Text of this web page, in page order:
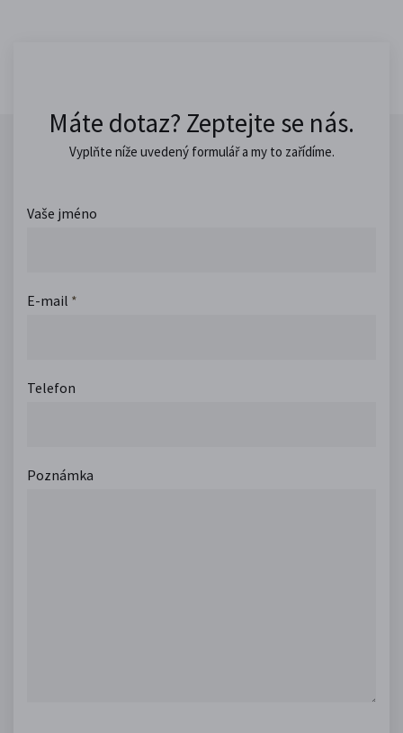
Máte dotaz? Zeptejte se nás.
Vyplňte níže uvedený formulář a my to zařídíme.
Vaše jméno
E-mail *
Telefon
Poznámka